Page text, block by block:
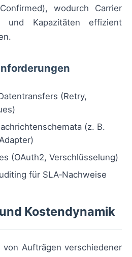
wodurch Carrier
und Kapazitäten effizient
(Retry,
(z. B.
(OAuth2, Verschlüsselung)
für SLA‑Nachweise
Kostendynamik
von Aufträgen verschiedener